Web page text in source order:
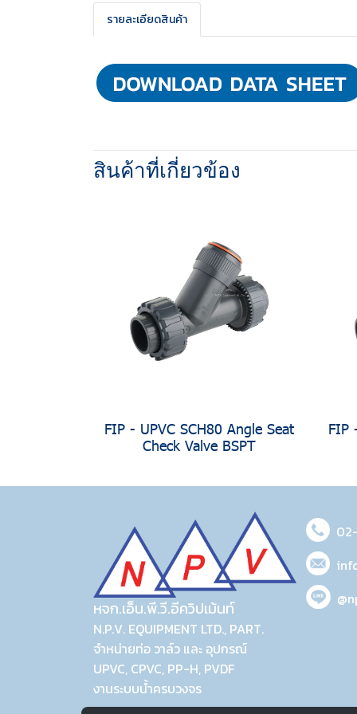
รายละเอียดสินค้า
สินค้าที่เกี่ยวข้อง
FIP - UPVC SCH80 Angle Seat
Check Valve BSPT
FIP
หจก.เอ็น.พี.วี.อีควิปเม้นท์
N.P.V. EQUIPMENT LTD., PART.
จำหน่ายท่อ วาล์ว และ อุปกรณ์
UPVC, CPVC, PP-H, PVDF
งานระบบน้ำครบวงจร